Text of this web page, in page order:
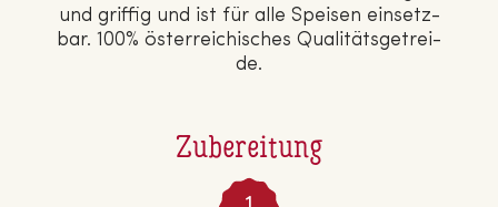
Zubereitung
und griffig und ist für alle Speisen ein­setz­
bar. 100% ös­ter­rei­chi­sches Qua­li­täts­ge­trei­
de.